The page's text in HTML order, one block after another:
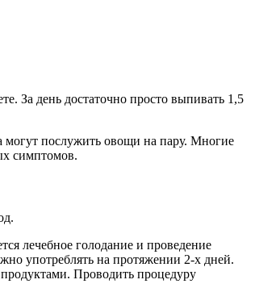
За день достаточно просто выпивать 1,5
могут послужить овощи на пару. Многие
симптомов.
лечебное голодание и проведение
употреблять на протяжении 2-х дней.
Проводить процедуру